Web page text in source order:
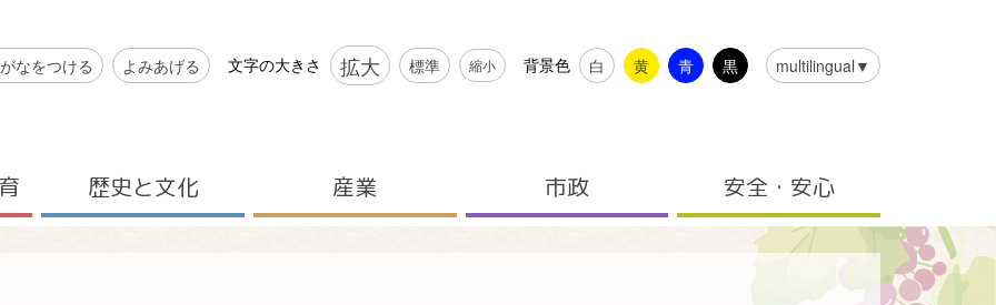
ビリティツール
なをつける よみあげる 文字の大きさ 拡大 標準 縮小 背景色 白 黄 青 黒 multilingual▼
歴史と文化 産業 市政 安全・安心